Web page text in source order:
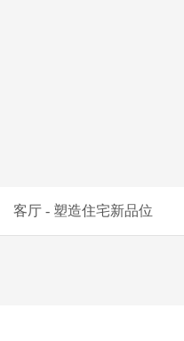
客厅 - 塑造住宅新品位